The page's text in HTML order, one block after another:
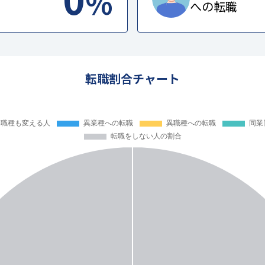
への転職
転職割合チャート